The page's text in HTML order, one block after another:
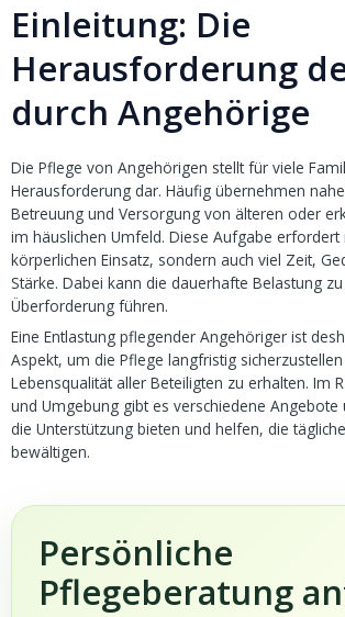
Einleitung: Die
Herausforderung
durch Angehörige
Die Pflege von Angehörigen stellt für viele
Herausforderung dar. Häufig übernehmen
Betreuung und Versorgung von älteren oder
im häuslichen Umfeld. Diese Aufgabe erfordert
körperlichen Einsatz, sondern auch viel Zeit,
Stärke. Dabei kann die dauerhafte Belastung
Überforderung führen.
Eine Entlastung pflegender Angehöriger ist
Aspekt, um die Pflege langfristig
Lebensqualität aller Beteiligten zu erhalten. Im
und Umgebung gibt es verschiedene Angebote
die Unterstützung bieten und helfen, die
bewältigen.
Persönliche
Pflegeberatung